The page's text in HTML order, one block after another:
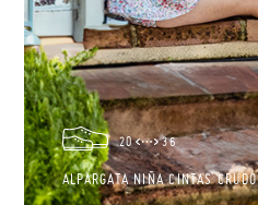
20 36
ALPARGATA NIÑA CINTAS CRUDO